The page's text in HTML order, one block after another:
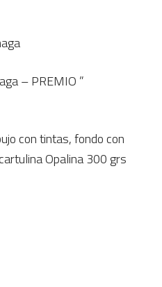
– PREMIO ”
con tintas, fondo con
Opalina 300 grs